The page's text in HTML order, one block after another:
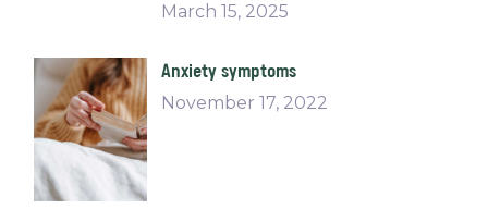
March 15, 2025
Anxiety symptoms
November 17, 2022